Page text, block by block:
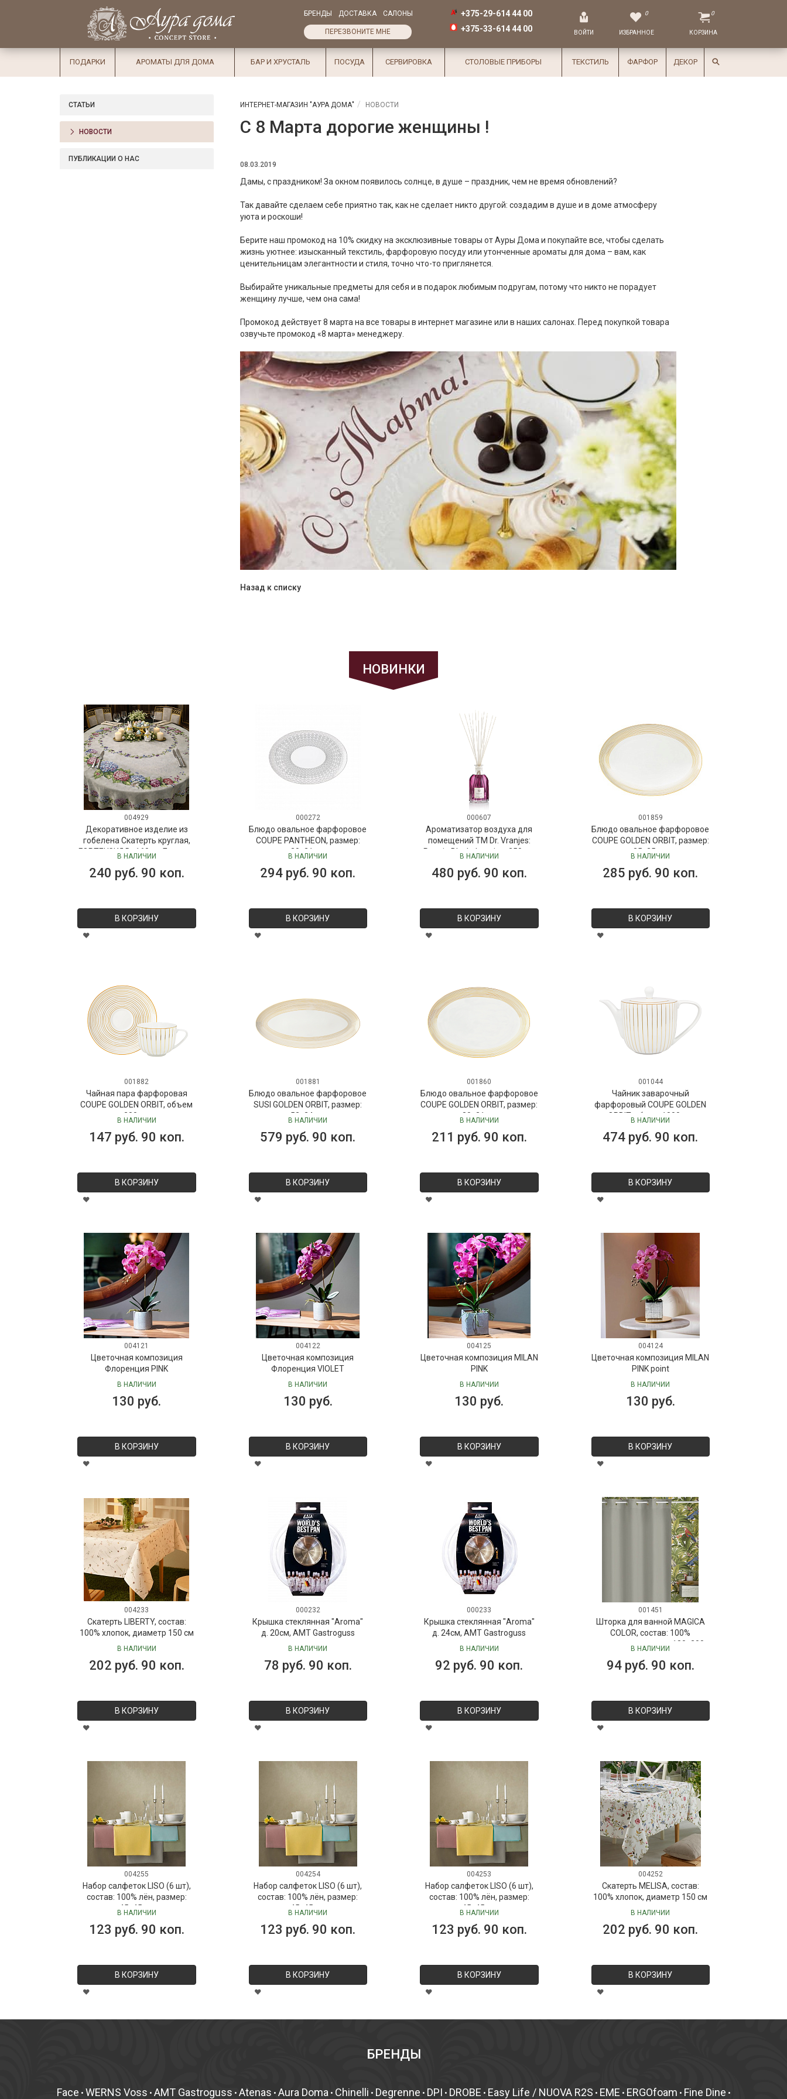
Избранное
×
СалоныДоставка
Оплата
Подарки
Ароматы
для дома
хрусталь
БРЕНДЫ ДОСТАВКА САЛОНЫ
ПЕРЕЗВОНИТЕ МНЕ
+375-29-614 44 00
+375-33-614 44 00
ВОЙТИ
0
ИЗБРАННОЕ
0
КОРЗИНА
ПОДАРКИ АРОМАТЫ ДЛЯ ДОМА БАР И ХРУСТАЛЬ ПОСУДА СЕРВИРОВКА СТОЛОВЫЕ ПРИБОРЫ ТЕКСТИЛЬ ФАРФОР ДЕКОР
СТАТЬИ
НОВОСТИ
ПУБЛИКАЦИИ О НАС
ИНТЕРНЕТ-МАГАЗИН "АУРА ДОМА" НОВОСТИ
С 8 Марта дорогие женщины !
08.03.2019
Дамы, с праздником! За окном появилось солнце, в душе – праздник, чем не время обновлений?
Так давайте сделаем себе приятно так, как не сделает никто другой: создадим в душе и в доме атмосферу
уюта и роскоши!
Берите наш промокод на 10% скидку на эксклюзивные товары от Ауры Дома и покупайте все, чтобы сделать
жизнь уютнее: изысканный текстиль, фарфоровую посуду или утонченные ароматы для дома – вам, как
ценительницам элегантности и стиля, точно что-то приглянется.
Выбирайте уникальные предметы для себя и в подарок любимым подругам, потому что никто не порадует
женщину лучше, чем она сама!
Промокод действует 8 марта на все товары в интернет магазине или в наших салонах. Перед покупкой товара
озвучьте промокод «8 марта» менеджеру.
Назад к списку
НОВИНКИ
004929
Декоративное изделие из
гобелена Скатерть круглая,
ГОРТЕНЗИЯ D=160 см Бельгия
В НАЛИЧИИ
240 руб. 90 коп.
В КОРЗИНУ
000272
Блюдо овальное фарфоровое
COUPE PANTHEON, размер:
30х21 см
В НАЛИЧИИ
294 руб. 90 коп.
В КОРЗИНУ
000607
Ароматизатор воздуха для
помещений ТМ Dr. Vranjes:
Peonia Black Jasmine, 250 мл
Vranjes
В НАЛИЧИИ
480 руб. 90 коп.
В КОРЗИНУ
001859
Блюдо овальное фарфоровое
COUPE GOLDEN ORBIT, размер:
35х25 см
В НАЛИЧИИ
285 руб. 90 коп.
В КОРЗИНУ
001882
Чайная пара фарфоровая
COUPE GOLDEN ORBIT, объем
280 мл
В НАЛИЧИИ
147 руб. 90 коп.
В КОРЗИНУ
001881
Блюдо овальное фарфоровое
SUSI GOLDEN ORBIT, размер:
52х24 см
В НАЛИЧИИ
579 руб. 90 коп.
В КОРЗИНУ
001860
Блюдо овальное фарфоровое
COUPE GOLDEN ORBIT, размер:
30х21 см
В НАЛИЧИИ
211 руб. 90 коп.
В КОРЗИНУ
001044
Чайник заварочный
фарфоровый COUPE GOLDEN
ORBIT, объем 1000 мл
В НАЛИЧИИ
474 руб. 90 коп.
В КОРЗИНУ
004121
Цветочная композиция
Флоренция PINK
В НАЛИЧИИ
130 руб.
В КОРЗИНУ
004122
Цветочная композиция
Флоренция VIOLET
В НАЛИЧИИ
130 руб.
В КОРЗИНУ
004125
Цветочная композиция MILAN
PINK
В НАЛИЧИИ
130 руб.
В КОРЗИНУ
004124
Цветочная композиция MILAN
PINK point
В НАЛИЧИИ
130 руб.
В КОРЗИНУ
004233
Скатерть LIBERTY, состав:
100% хлопок, диаметр 150 см
В НАЛИЧИИ
202 руб. 90 коп.
В КОРЗИНУ
000232
Крышка стеклянная "Aroma"
д. 20см, AMT Gastroguss
В НАЛИЧИИ
78 руб. 90 коп.
В КОРЗИНУ
000233
Крышка стеклянная "Aroma"
д. 24см, AMT Gastroguss
В НАЛИЧИИ
92 руб. 90 коп.
В КОРЗИНУ
001451
Шторка для ванной MAGICA
COLOR, состав: 100%
полиэстер, размер: 180х200
В НАЛИЧИИ
94 руб. 90 коп.
В КОРЗИНУ
004255
Набор салфеток LISO (6 шт),
состав: 100% лён, размер:
45х45 см
В НАЛИЧИИ
123 руб. 90 коп.
В КОРЗИНУ
004254
Набор салфеток LISO (6 шт),
состав: 100% лён, размер:
45х45 см
В НАЛИЧИИ
123 руб. 90 коп.
В КОРЗИНУ
004253
Набор салфеток LISO (6 шт),
состав: 100% лён, размер:
45х45 см
В НАЛИЧИИ
123 руб. 90 коп.
В КОРЗИНУ
004252
Скатерть MELISA, состав:
100% хлопок, диаметр 150 см
В НАЛИЧИИ
202 руб. 90 коп.
В КОРЗИНУ
БРЕНДЫ
Face • WERNS Voss • AMT Gastroguss • Atenas • Aura Doma • Chinelli • Degrenne • DPI • DROBE • Easy Life / NUOVA R2S • EME • ERGOfoam • Fine Dine •